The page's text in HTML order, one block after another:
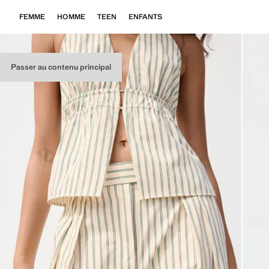
Passer au contenu principal
FEMME HOMME TEEN ENFANTS